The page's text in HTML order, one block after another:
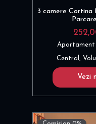
3 camere Cortina
Apartament
Central,
Vezi